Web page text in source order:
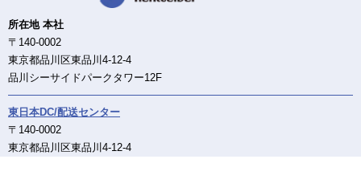
所在地 本社
〒140-0002
東京都品川区東品川4-12-4
品川シーサイドパークタワー12F
東日本DC/配送センター
〒140-0002
東京都品川区東品川4-12-4